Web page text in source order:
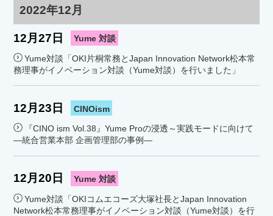
2022年12月
12月27日 Yume 対談
Yume対談「OKI片桐常務とJapan Innovation Network松本常
務理事がイノベーション対談（Yume対談）を行いました」
12月23日 CINOism
『CINO ism Vol.38』Yume Proの浸透～実践モードに向けて
―統合営業本部 企画管理部の事例―
12月20日 Yume 対談
Yume対談「OKIコムエコーズ大塚社長とJapan Innovation
Network松本常務理事がイノベーション対談（Yume対談）を行